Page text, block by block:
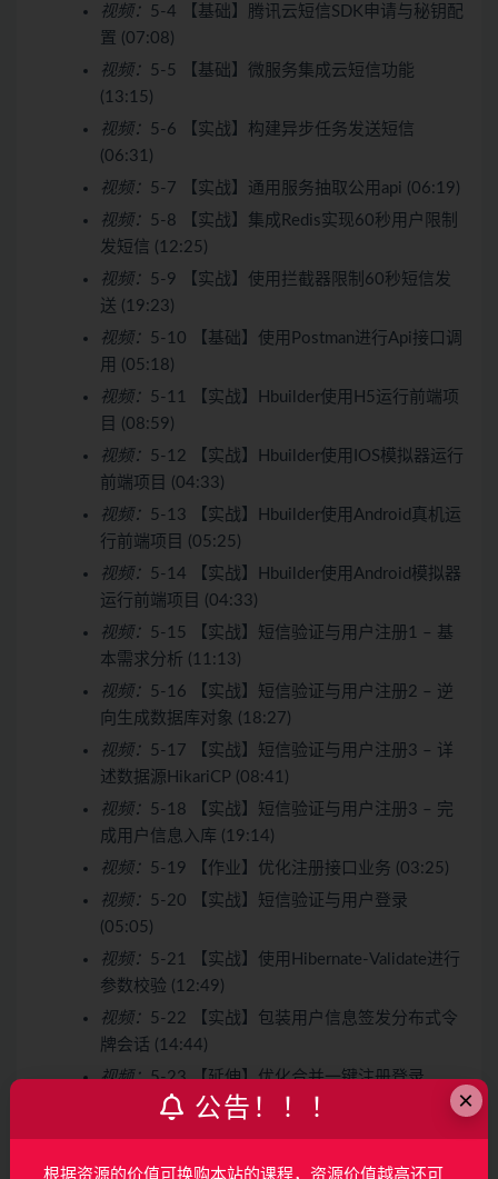
视频： 5-4 【基础】腾讯云短信SDK申请与秘钥配
置 (07:08)
视频： 5-5 【基础】微服务集成云短信功能
(13:15)
视频： 5-6 【实战】构建异步任务发送短信
(06:31)
视频： 5-7 【实战】通用服务抽取公用api (06:19)
视频： 5-8 【实战】集成Redis实现60秒用户限制
发短信 (12:25)
视频： 5-9 【实战】使用拦截器限制60秒短信发
送 (19:23)
视频： 5-10 【基础】使用Postman进行Api接口调
用 (05:18)
视频： 5-11 【实战】Hbuilder使用H5运行前端项
目 (08:59)
视频： 5-12 【实战】Hbuilder使用IOS模拟器运行
前端项目 (04:33)
视频： 5-13 【实战】Hbuilder使用Android真机运
行前端项目 (05:25)
视频： 5-14 【实战】Hbuilder使用Android模拟器
运行前端项目 (04:33)
视频： 5-15 【实战】短信验证与用户注册1 – 基
本需求分析 (11:13)
视频： 5-16 【实战】短信验证与用户注册2 – 逆
向生成数据库对象 (18:27)
视频： 5-17 【实战】短信验证与用户注册3 – 详
述数据源HikariCP (08:41)
视频： 5-18 【实战】短信验证与用户注册3 – 完
成用户信息入库 (19:14)
视频： 5-19 【作业】优化注册接口业务 (03:25)
视频： 5-20 【实战】短信验证与用户登录
(05:05)
视频： 5-21 【实战】使用Hibernate-Validate进行
参数校验 (12:49)
视频： 5-22 【实战】包装用户信息签发分布式令
牌会话 (14:44)
视频：5-23 【延伸】优化合并一键注册登录
视频：5-24 【实战】用户退出登录清理分布式会
话 (03:17)
×
公告！！！
根据资源的价值可换购本站的课程，资源价值越高还可